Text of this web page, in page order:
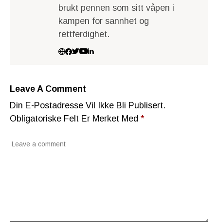
brukt pennen som sitt våpen i
kampen for sannhet og
rettferdighet.
Leave A Comment
Din E-Postadresse Vil Ikke Bli Publisert.
Obligatoriske Felt Er Merket Med *